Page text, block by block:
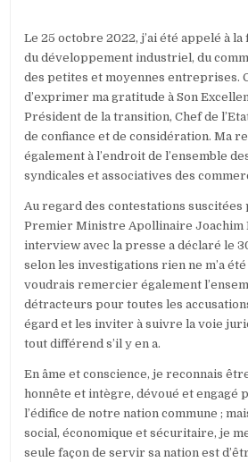
Ceci
est
la
déclaration
relative
à
la
démission
Donatien
Nagalo
au
poste
de
ministre
du
commerce.
Le 25 octobre 2022, j’ai été appelé à
du développement industriel, du
des petites et moyennes entreprises.
d’exprimer ma gratitude à Son
Président de la transition, Chef de
de confiance et de considération. Ma
également à l’endroit de l’ensemble
syndicales et associatives des
Au regard des contestations suscitées
Premier Ministre Apollinaire Joachim
interview avec la presse a déclaré le
selon les investigations rien ne m’a
voudrais remercier également
détracteurs pour toutes les
égard et les inviter à suivre la voie
tout différend s’il y en a.
En âme et conscience, je reconnais
honnête et intègre, dévoué et engagé
l’édifice de notre nation commune ;
social, économique et sécuritaire, je
seule façon de servir sa nation est